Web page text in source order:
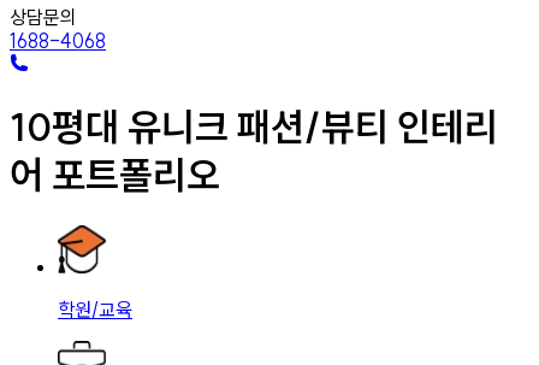
상담문의
1688-4068
10평대 유니크 패션/뷰티 인테리
어 포트폴리오
학원/교육